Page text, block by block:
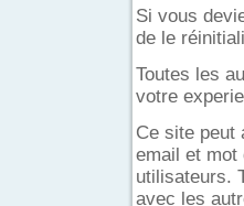
Si vous
de le
Toutes les
votre
Ce site peut
email et mot
utilisateurs.
avec les